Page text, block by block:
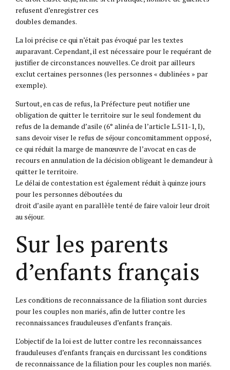
refusent d’enregistrer ces
doubles demandes.
La loi précise ce qui n’était pas évoqué par les textes
auparavant. Cependant, il est nécessaire pour le requérant de
justifier de circonstances nouvelles. Ce droit par ailleurs
exclut certaines personnes (les personnes « dublinées » par
exemple).
Surtout, en cas de refus, la Préfecture peut notifier une
obligation de quitter le territoire sur le seul fondement du
refus de la demande d’asile (6° alinéa de l’article L.511-1, I),
sans devoir viser le refus de séjour concomitamment opposé,
ce qui réduit la marge de manœuvre de l’avocat en cas de
recours en annulation de la décision obligeant le demandeur à
quitter le territoire.
Le délai de contestation est également réduit à quinze jours
pour les personnes déboutées du
droit d’asile ayant en parallèle tenté de faire valoir leur droit
au séjour.
Sur les parents
d’enfants français
Les conditions de reconnaissance de la filiation sont durcies
pour les couples non mariés, afin de lutter contre les
reconnaissances frauduleuses d’enfants français.
L’objectif de la loi est de lutter contre les reconnaissances
frauduleuses d’enfants français en durcissant les conditions
de reconnaissance de la filiation pour les couples non mariés.